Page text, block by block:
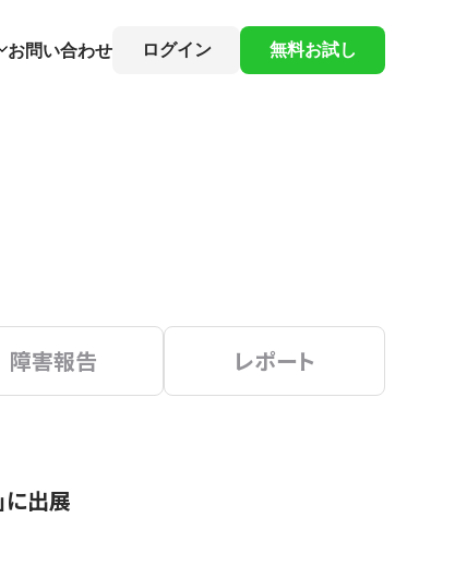
お問い合わせ ログイン 無料お試し
障害報告 レポート
に出展